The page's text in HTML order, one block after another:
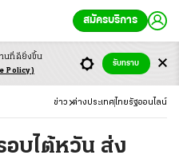
สมัครบริการ
ข่าว ต่างประเทศ ไทยรัฐออนไลน์
อบไต้หวัน ส่ง
านที่ดียิ่งขึ้น
Policy)
รับทราบ